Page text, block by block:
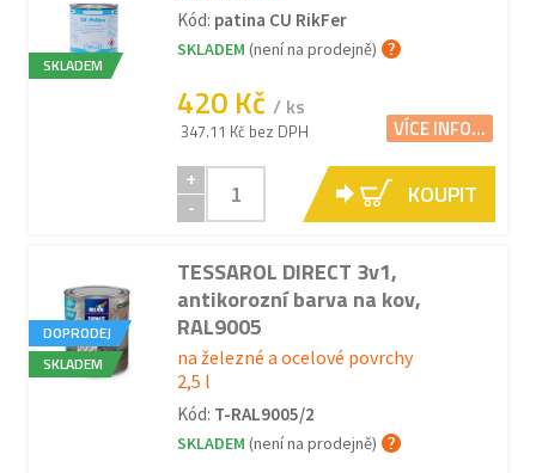
SKLADEM
Kód: patina CU RikFer
SKLADEM (není na prodejně)
420 Kč / ks
347.11 Kč bez DPH VÍCE INFO...
+
-
KOUPIT
DOPRODEJ
SKLADEM
TESSAROL DIRECT 3v1,
antikorozní barva na kov,
RAL9005
na železné a ocelové povrchy
2,5 l
Kód: T-RAL9005/2
SKLADEM (není na prodejně)